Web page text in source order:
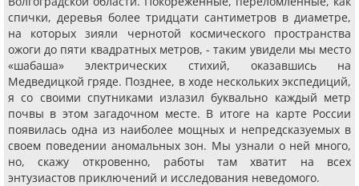
спички, деревья более тридцати сантиметров в диаметре,
на которых зияли чернотой космического пространства
ожоги до пяти квадратных метров, - таким увидели мы место
«шабаша» электрических стихий, оказавшись на
Медведицкой гряде. Позднее, в ходе нескольких экспедиций,
я со своими спутниками излазил буквально каждый метр
почвы в этом загадочном месте. В итоге на карте России
появилась одна из наиболее мощных и непредсказуемых в
своем поведении аномальных зон. Мы узнали о ней много,
но, скажу откровенно, работы там хватит на всех
энтузиастов приключений и исследования неведомого.